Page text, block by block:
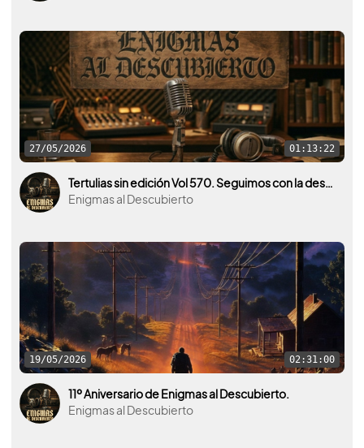
27/05/2026 01:13:22
Tertulias sin edición Vol 570. Seguimos con la desclasificación y vídeos interesantes sobre ovnis.
Enigmas al Descubierto
19/05/2026 02:31:00
11º Aniversario de Enigmas al Descubierto.
Enigmas al Descubierto